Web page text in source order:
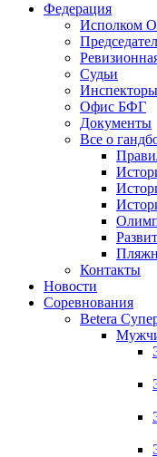
Федерация
Исполком
Судьи
Инспекторы
Офис БФГ
Документы
Все о
Контакты
Новости
Соревнования
Betera